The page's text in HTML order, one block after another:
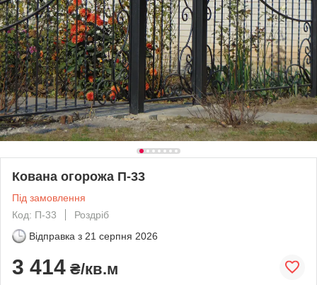
Кована огорожа П-33
Під замовлення
Код: П-33
Роздріб
Відправка з 21 серпня 2026
3 414 ₴/кв.м